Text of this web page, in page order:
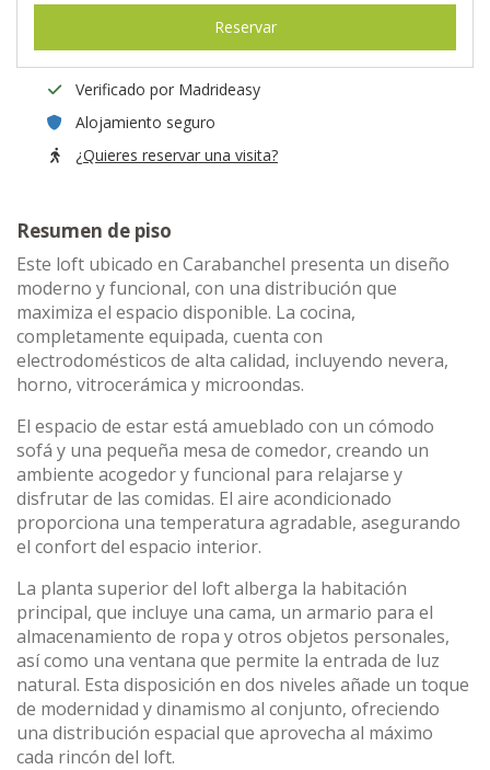
Reservar
Verificado por Madrideasy
Alojamiento seguro
¿Quieres reservar una visita?
Resumen de piso
Este loft ubicado en Carabanchel presenta un diseño
moderno y funcional, con una distribución que
maximiza el espacio disponible. La cocina,
completamente equipada, cuenta con
electrodomésticos de alta calidad, incluyendo nevera,
horno, vitrocerámica y microondas.
El espacio de estar está amueblado con un cómodo
sofá y una pequeña mesa de comedor, creando un
ambiente acogedor y funcional para relajarse y
disfrutar de las comidas. El aire acondicionado
proporciona una temperatura agradable, asegurando
el confort del espacio interior.
La planta superior del loft alberga la habitación
principal, que incluye una cama, un armario para el
almacenamiento de ropa y otros objetos personales,
así como una ventana que permite la entrada de luz
natural. Esta disposición en dos niveles añade un toque
de modernidad y dinamismo al conjunto, ofreciendo
una distribución espacial que aprovecha al máximo
cada rincón del loft.